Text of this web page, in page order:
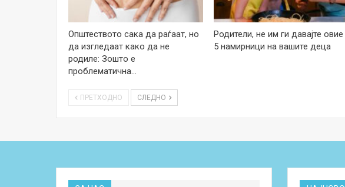
Општеството сака да раѓаат, но
да изгледаат како да не
родиле: Зошто е
проблематична…
Родители, не им ги давајте овие
5 намирници на вашите деца
ПРЕТХОДНО СЛЕДНО